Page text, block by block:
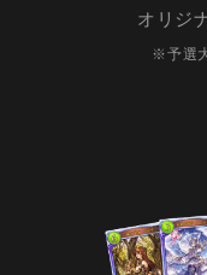
オリジ
※予選